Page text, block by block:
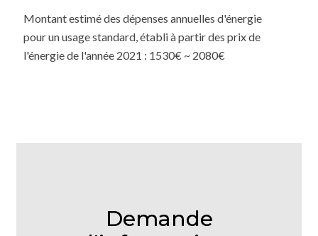
Montant estimé des dépenses annuelles d'énergie
pour un usage standard, établi à partir des prix de
l'énergie de l'année 2021 : 1530€ ~ 2080€
Demande